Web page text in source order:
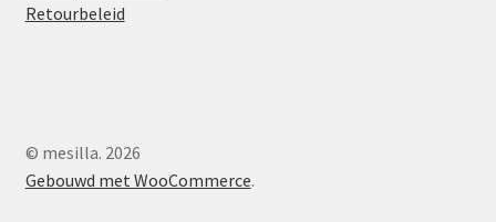
Retourbeleid
© mesilla. 2026
Gebouwd met WooCommerce.